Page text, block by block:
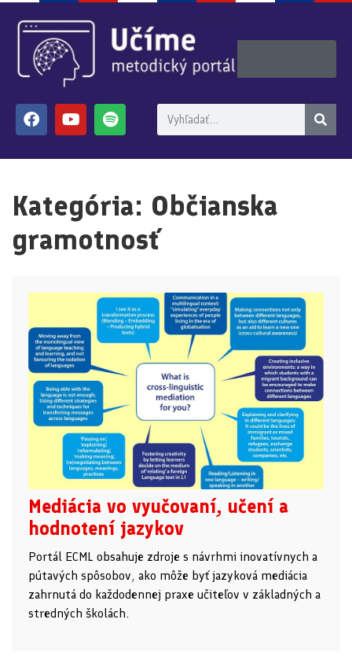
Kategória: Občianska
gramotnosť
Mediácia vo vyučovaní, učení a
hodnotení jazykov
Portál ECML obsahuje zdroje s návrhmi inovatívnych a
pútavých spôsobov, ako môže byť jazyková mediácia
zahrnutá do každodennej praxe učiteľov v základných a
stredných školách.